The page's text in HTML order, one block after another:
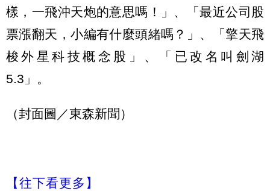
樣，一飛沖天炮的意思嗎！」、「最近公司股
票漲翻天，小編有什麼頭緒嗎？」、「擎天飛
梭外星科技概念股」、「已改名叫劍湖
5.3」。
（封面圖／東森新聞）
【往下看更多】